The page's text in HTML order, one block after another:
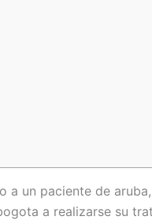
un paciente de
a realizarse su